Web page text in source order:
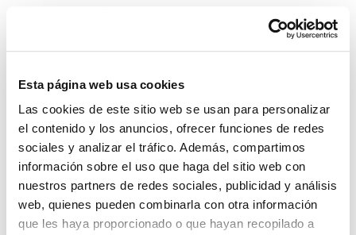
Esta página web usa cookies
Las cookies de este sitio web se usan para personalizar
el contenido y los anuncios, ofrecer funciones de redes
sociales y analizar el tráfico. Además, compartimos
información sobre el uso que haga del sitio web con
nuestros partners de redes sociales, publicidad y análisis
web, quienes pueden combinarla con otra información
que les haya proporcionado o que hayan recopilado a
ELA Astekaria 352
POLÍTICA DE COOKIES
CANAL DE INFORMACIÓN
POLÍTICA DE PRIVACIDAD
MAPA DEL SITIO
ACCESIBILIDAD